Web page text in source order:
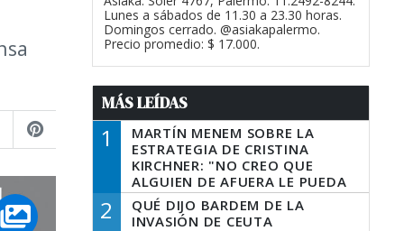
Lunes a sábados de 11.30 a 23.30 horas.
Domingos cerrado. @asiakapalermo.
Precio promedio: $ 17.000.
MÁS LEÍDAS
1
MARTÍN MENEM SOBRE LA
ESTRATEGIA DE CRISTINA
KIRCHNER: "NO CREO QUE
ALGUIEN DE AFUERA LE PUEDA
DECIR A LA JUSTICIA LO QUE
TIENE QUE HACER"
2
QUÉ DIJO BARDEM DE LA
INVASIÓN DE CEUTA